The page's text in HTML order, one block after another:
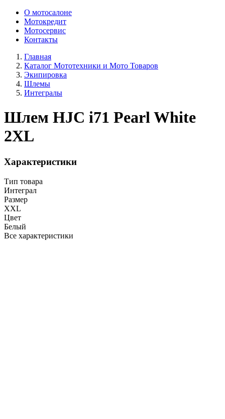
О мотосалоне
Мотокредит
Мотосервис
Контакты
Главная
Каталог Мототехники и Мото Товаров
Экипировка
Шлемы
Интегралы
Шлем HJC i71 Pearl White
2XL
Характеристики
Тип товара
Интеграл
Размер
XXL
Цвет
Белый
Все характеристики